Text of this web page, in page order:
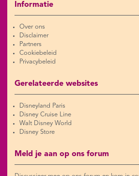
Informatie
Over ons
Disclaimer
Partners
Cookiebeleid
Privacybeleid
Gerelateerde websites
Disneyland Paris
Disney Cruise Line
Walt Disney World
Disney Store
Meld je aan op ons forum